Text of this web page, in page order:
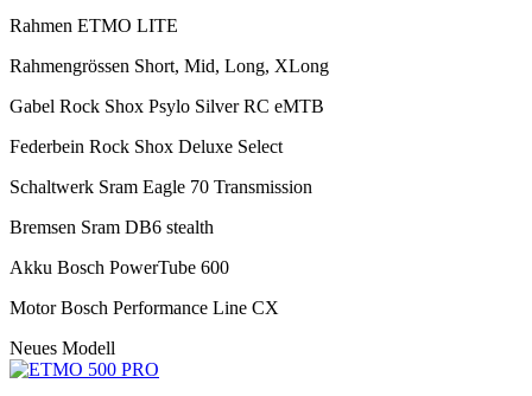
Rahmen ETMO LITE
Rahmengrössen Short, Mid, Long, XLong
Gabel Rock Shox Psylo Silver RC eMTB
Federbein Rock Shox Deluxe Select
Schaltwerk Sram Eagle 70 Transmission
Bremsen Sram DB6 stealth
Akku Bosch PowerTube 600
Motor Bosch Performance Line CX
Neues Modell